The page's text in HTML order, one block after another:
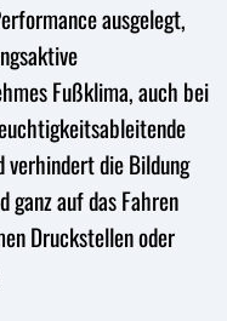
ausgelegt,
Fußklima, auch bei
die Bildung
ganz auf das Fahren
Druckstellen oder